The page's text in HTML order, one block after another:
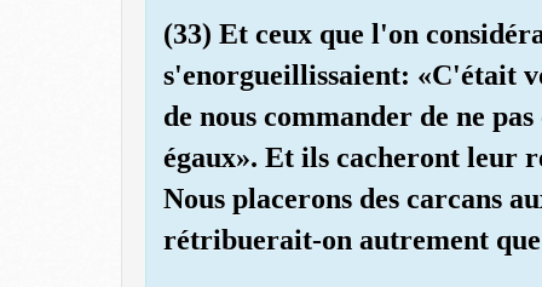
(33) Et ceux que l'on
s'enorgueillissaient: «C'était
de nous commander de ne
égaux». Et ils cacheront leur
Nous placerons des carcans
rétribuerait-on autrement